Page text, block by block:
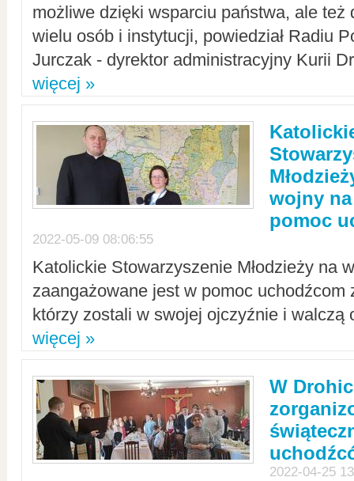
możliwe dzięki wsparciu państwa, ale też
wielu osób i instytucji, powiedział Radiu
Jurczak - dyrektor administracyjny Kurii
więcej »
wojny
pomoc
2022-05-09 08:06:55
Katolickie Stowarzyszenie Młodzieży na
zaangażowane jest w pomoc uchodźcom
którzy zostali w swojej ojczyźnie i walczą
więcej »
W
2022-04-25